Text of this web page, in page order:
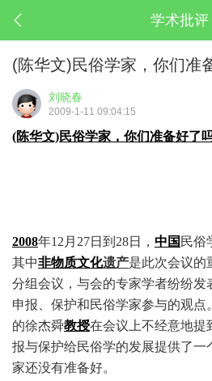
学术批评
(陈华文)民俗学家，你们准
刘晓春
2009-1-11 09:04:15
(陈华文)民俗学家，你们准备好了
2008年12月27日 到28日， 中国 民俗
其中非物质文化遗产是此次会议的
分组会议，与会的专家学者纷纷发
申报、保护和民俗学家参与的观点
的徐杰舜教授在会议上不经意地提
报与保护给民俗学的发展提供了一
家还没有准备好。